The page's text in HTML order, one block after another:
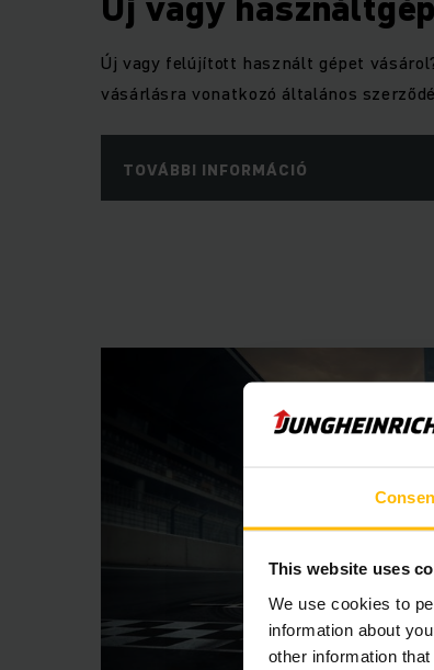
This website uses
We use cookies to
information about
other information
Új vagy felújított használt gépet
vásárlásra vonatkozó általános
TOVÁBBI INFORMÁCIÓ